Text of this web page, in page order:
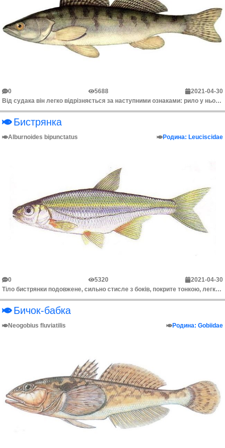
0 5688
2021-04-30
Від судака він легко відрізняється за наступними ознаками: рило у нього помітно коротше і ширше, очі порівняно більші, всі зуби майже однакової величи...
Бистрянка
Alburnoides bipunctatus Родина: Leuciscidae
0 5320
2021-04-30
Тіло бистрянки подовжене, сильно стисле з боків, покрите тонкою, легко спадаючою лускою. Від уклей вона зовні відрізняється як наявністю чорних крапок...
Бичок-бабка
Neogobius fluviatilis Родина: Gobiidae